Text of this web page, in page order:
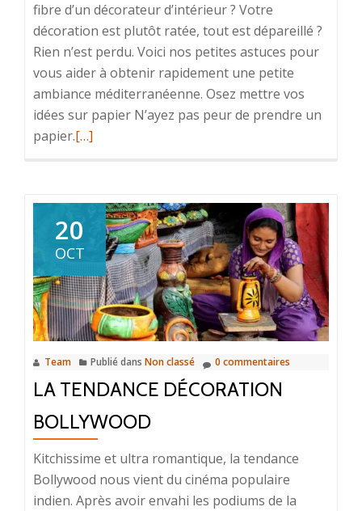
fibre d’un décorateur d’intérieur ? Votre
décoration est plutôt ratée, tout est dépareillé ?
Rien n’est perdu. Voici nos petites astuces pour
vous aider à obtenir rapidement une petite
ambiance méditerranéenne. Osez mettre vos
idées sur papier N’ayez pas peur de prendre un
papier.En
un
décor
méditerranéen
pour
votre
balcon
[…]
20
OCT
Team Publié dans Non classé 0 commentaires
LA TENDANCE DÉCORATION
BOLLYWOOD
Kitchissime et ultra romantique, la tendance
Bollywood nous vient du cinéma populaire
indien. Après avoir envahi les podiums de la